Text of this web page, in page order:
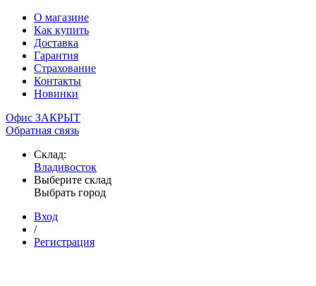
О магазине
Как купить
Доставка
Гарантия
Страхование
Контакты
Новинки
Офис ЗАКРЫТ
Обратная связь
Склад:
Владивосток
Выберите склад
Выбрать город
Вход
/
Регистрация